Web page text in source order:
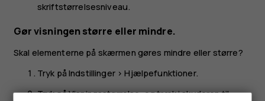
skriftstørrelsesniveau.
Gør visningen større eller mindre.
Skal elementerne på skærmen gøres mindre eller større?
Tryk påIndstillinger>Hjælpefunktioner.
Tryk påVisningsstørrelse, og træk i skyderen til